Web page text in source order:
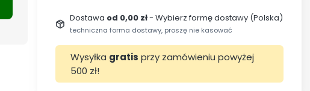
Dostawa od 0,00 zł- Wybierz formę dostawy (Polska)
techniczna forma dostawy, proszę nie kasować
Wysyłka gratis przy zamówieniu powyżej
500 zł!